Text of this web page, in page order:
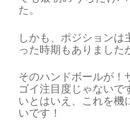
た。
しかも、ポジション
った時期もありました
そのハンドボールが！
ゴイ注目度じゃないで
いとはいえ、これを機
いです！